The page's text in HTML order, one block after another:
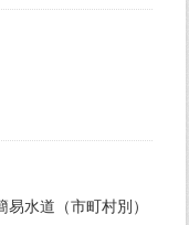
水道（市町村別）